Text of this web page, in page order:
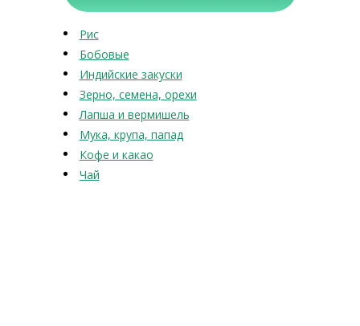
Рис
Бобовые
Индийские закуски
Зерно, семена, орехи
Лапша и вермишель
Мука, крупа, папад
Кофе и какао
Чай